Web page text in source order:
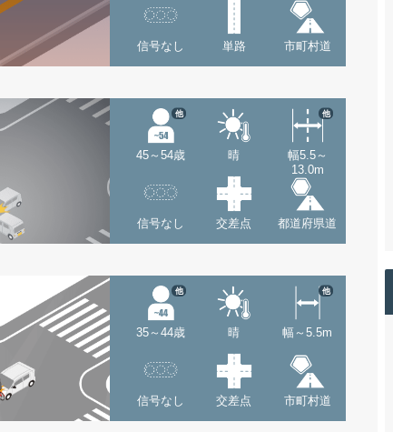
信号なし 単路 市町村道
45～54歳
他
晴
幅5.5～
13.0m
他
信号なし 交差点 都道府県道
35～44歳
他
晴 幅～5.5m
他
信号なし 交差点 市町村道